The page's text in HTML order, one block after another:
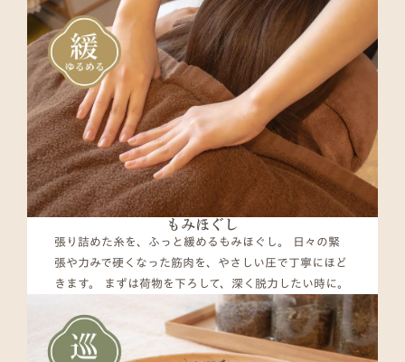
もみほぐし
張り詰めた糸を、ふっと緩めるもみほぐし。 日々の緊
張や力みで硬くなった筋肉を、やさしい圧で丁寧にほど
きます。 まずは荷物を下ろして、深く脱力したい時に。